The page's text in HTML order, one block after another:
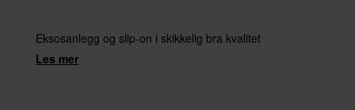
Eksosanlegg og slip-on i skikkelig bra kvalitet
Les mer